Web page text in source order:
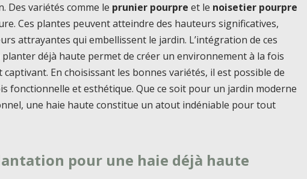
Des variétés comme le prunier pourpre et le noisetier pourpre
Ces plantes peuvent atteindre des hauteurs significatives,
attrayantes qui embellissent le jardin. L’intégration de ces
planter déjà haute permet de créer un environnement à la fois
En choisissant les bonnes variétés, il est possible de
fonctionnelle et esthétique. Que ce soit pour un jardin moderne
une haie haute constitue un atout indéniable pour tout
pour une haie déjà haute